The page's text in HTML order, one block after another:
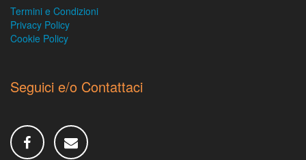
Termini e Condizioni
Privacy Policy
Cookie Policy
Seguici e/o Contattaci